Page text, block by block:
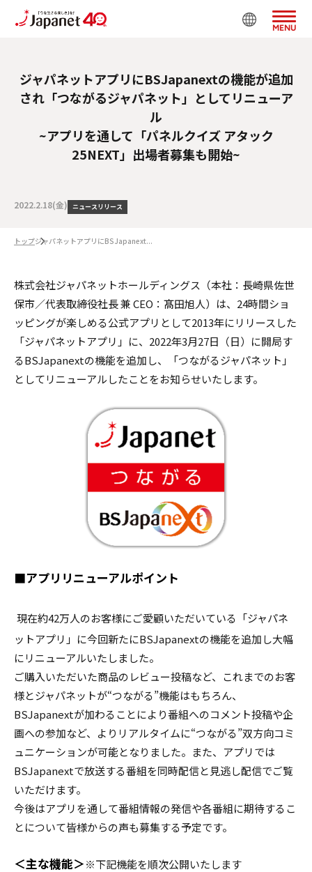
MENU
ジャパネットアプリにBSJapanextの機能が追加
され「つながるジャパネット」としてリニューア
ル
~アプリを通して「パネルクイズ アタック
25NEXT」出場者募集も開始~
2022.2.18(金) ニュースリリース
トップジャパネットアプリにBSJapanext...
株式会社ジャパネットホールディングス（本社：長崎県佐世
保市／代表取締役社⻑ 兼 CEO：髙⽥旭⼈）は、24時間ショ
ッピングが楽しめる公式アプリとして2013年にリリースした
「ジャパネットアプリ」に、2022年3月27日（日）に開局す
るBSJapanextの機能を追加し、「つながるジャパネット」
としてリニューアルしたことをお知らせいたします。
■アプリリニューアルポイント
現在約42万人のお客様にご愛顧いただいている「ジャパネ
ットアプリ」に今回新たにBSJapanextの機能を追加し大幅
にリニューアルいたしました。
ご購入いただいた商品のレビュー投稿など、これまでのお客
様とジャパネットが“つながる”機能はもちろん、
BSJapanextが加わることにより番組へのコメント投稿や企
画への参加など、よりリアルタイムに“つながる”双方向コミ
ュニケーションが可能となりました。また、アプリでは
BSJapanextで放送する番組を同時配信と見逃し配信でご覧
いただけます。
今後はアプリを通して番組情報の発信や各番組に期待するこ
とについて皆様からの声も募集する予定です。
＜主な機能＞※下記機能を順次公開いたします